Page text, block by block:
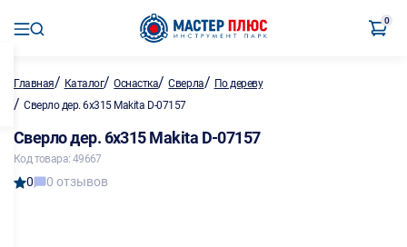
0
Главная/ Каталог/Оснастка/Сверла/ По дереву
/ Сверло дер. 6х315 Makita D-07157
Сверло дер. 6х315 Makita D-07157
Код товара: 49667
0 0 отзывов